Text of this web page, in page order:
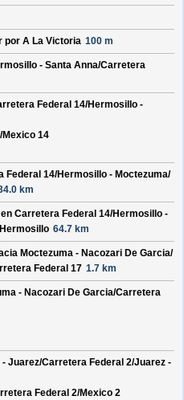
por A La Victoria 100 m
- Santa Anna/Carretera
Federal 14/Hermosillo -
Mexico 14
Federal 14/Hermosillo - Moctezuma/
km
Carretera Federal 14/Hermosillo -
64.7 km
Moctezuma - Nacozari De Garcia/
Federal 17 1.7 km
- Nacozari De Garcia/Carretera
- Juarez/Carretera Federal 2/Juarez -
Federal 2/Mexico 2